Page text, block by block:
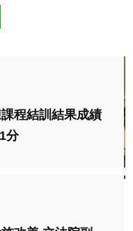
程結訓結果成績
分